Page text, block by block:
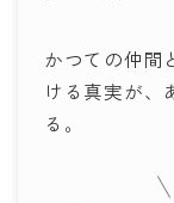
かつての仲間
ける真実が、
る。